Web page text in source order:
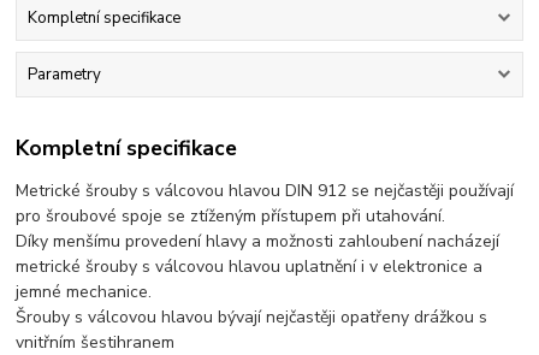
Kompletní specifikace
Parametry
Kompletní specifikace
Metrické šrouby s válcovou hlavou DIN 912 se nejčastěji používají
pro šroubové spoje se ztíženým přístupem při utahování.
Díky menšímu provedení hlavy a možnosti zahloubení nacházejí
metrické šrouby s válcovou hlavou uplatnění i v elektronice a
jemné mechanice.
Šrouby s válcovou hlavou bývají nejčastěji opatřeny drážkou s
vnitřním šestihranem